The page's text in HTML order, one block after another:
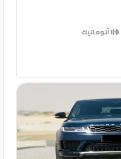
أتوماتيك